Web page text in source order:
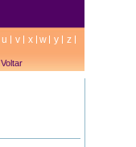
u v x w y z
Voltar